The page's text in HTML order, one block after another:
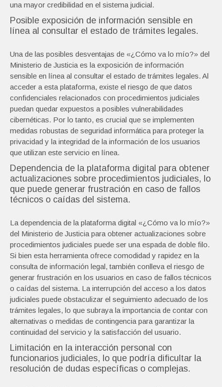
una mayor credibilidad en el sistema judicial.
Posible exposición de información sensible en
línea al consultar el estado de trámites legales.
Una de las posibles desventajas de «¿Cómo va lo mío?» del
Ministerio de Justicia es la exposición de información
sensible en línea al consultar el estado de trámites legales. Al
acceder a esta plataforma, existe el riesgo de que datos
confidenciales relacionados con procedimientos judiciales
puedan quedar expuestos a posibles vulnerabilidades
cibernéticas. Por lo tanto, es crucial que se implementen
medidas robustas de seguridad informática para proteger la
privacidad y la integridad de la información de los usuarios
que utilizan este servicio en línea.
Dependencia de la plataforma digital para obtener
actualizaciones sobre procedimientos judiciales, lo
que puede generar frustración en caso de fallos
técnicos o caídas del sistema.
La dependencia de la plataforma digital «¿Cómo va lo mío?»
del Ministerio de Justicia para obtener actualizaciones sobre
procedimientos judiciales puede ser una espada de doble filo.
Si bien esta herramienta ofrece comodidad y rapidez en la
consulta de información legal, también conlleva el riesgo de
generar frustración en los usuarios en caso de fallos técnicos
o caídas del sistema. La interrupción del acceso a los datos
judiciales puede obstaculizar el seguimiento adecuado de los
trámites legales, lo que subraya la importancia de contar con
alternativas o medidas de contingencia para garantizar la
continuidad del servicio y la satisfacción del usuario.
Limitación en la interacción personal con
funcionarios judiciales, lo que podría dificultar la
resolución de dudas específicas o complejas.